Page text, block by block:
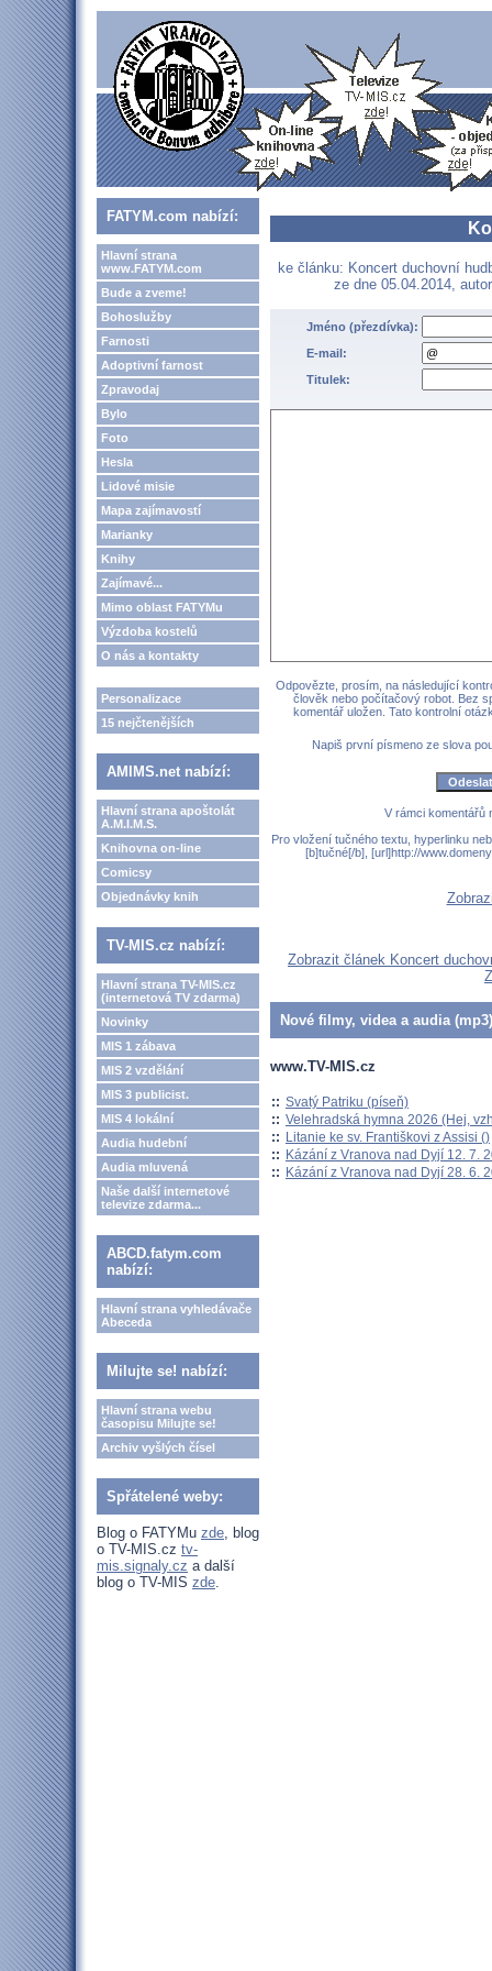
FATYM.com nabízí:
Hlavní strana
www.FATYM.com
Bude a zveme!
Bohoslužby
Farnosti
Adoptivní farnost
Zpravodaj
Bylo
Foto
Hesla
Lidové misie
Mapa zajímavostí
Marianky
Knihy
Zajímavé...
Mimo oblast FATYMu
Výzdoba kostelů
O nás a kontakty
Personalizace
15 nejčtenějších
AMIMS.net nabízí:
Hlavní strana apoštolát
A.M.I.M.S.
Knihovna on-line
Comicsy
Objednávky knih
TV-MIS.cz nabízí:
Hlavní strana TV-MIS.cz
(internetová TV zdarma)
Novinky
MIS 1 zábava
MIS 2 vzdělání
MIS 3 publicist.
MIS 4 lokální
Audia hudební
Audia mluvená
Naše další internetové
televize zdarma...
ABCD.fatym.com
nabízí:
Hlavní strana vyhledávače
Abeceda
Milujte se! nabízí:
Hlavní strana webu
časopisu Milujte se!
Archiv vyšlých čísel
Spřátelené weby:
Blog o FATYMu zde, blog
o TV-MIS.cz tv-
mis.signaly.cz a další
blog o TV-MIS zde.
ke článku: Koncert duchovní
ze dne 05.04.2014,
Jméno (přezdívka):
E-mail:
Titulek:
Odpovězte, prosím, na následující
člověk nebo počítačový robot. Bez
komentář uložen. Tato kontrolní
Napiš první písmeno ze slova
V rámci komentářů
Pro vložení tučného textu, hyperlinku
[b]tučné[/b], [url]http://
Zobrazit článek Koncert
Nové filmy, videa a audia
www.TV-MIS.cz
:: Svatý Patriku (píseň)
:: Velehradská hymna 2026 (Hej,
:: Litanie ke sv. Františkovi z Assisi ()
:: Kázání z Vranova nad Dyjí 12. 7.
:: Kázání z Vranova nad Dyjí 28. 6.